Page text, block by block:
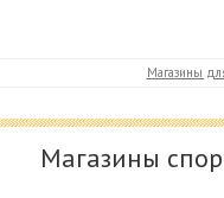
Магазины
Магазины